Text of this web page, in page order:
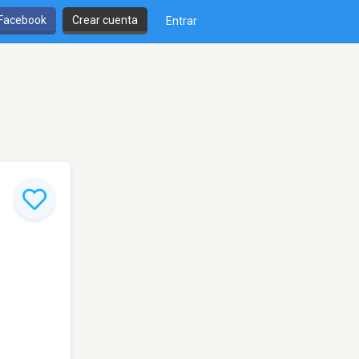
Crear cuenta Entrar